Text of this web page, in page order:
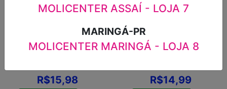
SANITÁRIA COM
ESTOJO
R$15,98
VASSOURA
FACEIRA
LOCATELLI 1UN
R$14,99
MOLICENTER ASSAÍ - LOJA 7
MARINGÁ-PR
MOLICENTER MARINGÁ - LOJA 8